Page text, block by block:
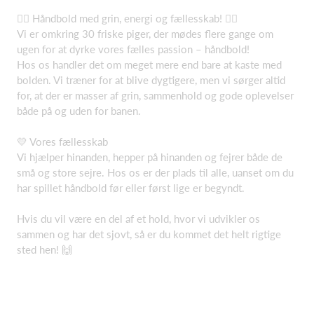
🤾‍♀️ Håndbold med grin, energi og fællesskab! 🤾‍♀️
Vi er omkring 30 friske piger, der mødes flere gange om
ugen for at dyrke vores fælles passion – håndbold!
Hos os handler det om meget mere end bare at kaste med
bolden. Vi træner for at blive dygtigere, men vi sørger altid
for, at der er masser af grin, sammenhold og gode oplevelser
både på og uden for banen.
💛 Vores fællesskab
Vi hjælper hinanden, hepper på hinanden og fejrer både de
små og store sejre. Hos os er der plads til alle, uanset om du
har spillet håndbold før eller først lige er begyndt.
Hvis du vil være en del af et hold, hvor vi udvikler os
sammen og har det sjovt, så er du kommet det helt rigtige
sted hen! 🙌